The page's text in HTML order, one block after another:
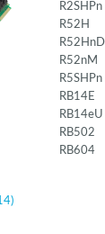
R2SHPn
R52H
R52HnD
R52nM
R5SHPn
RB14E
RB14eU
RB502
RB604